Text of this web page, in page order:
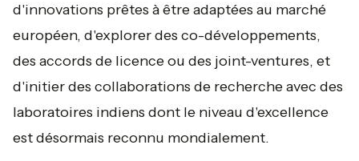
d'innovations prêtes à être adaptées au marché
européen, d'explorer des co-développements,
des accords de licence ou des joint-ventures, et
d'initier des collaborations de recherche avec des
laboratoires indiens dont le niveau d'excellence
est désormais reconnu mondialement.